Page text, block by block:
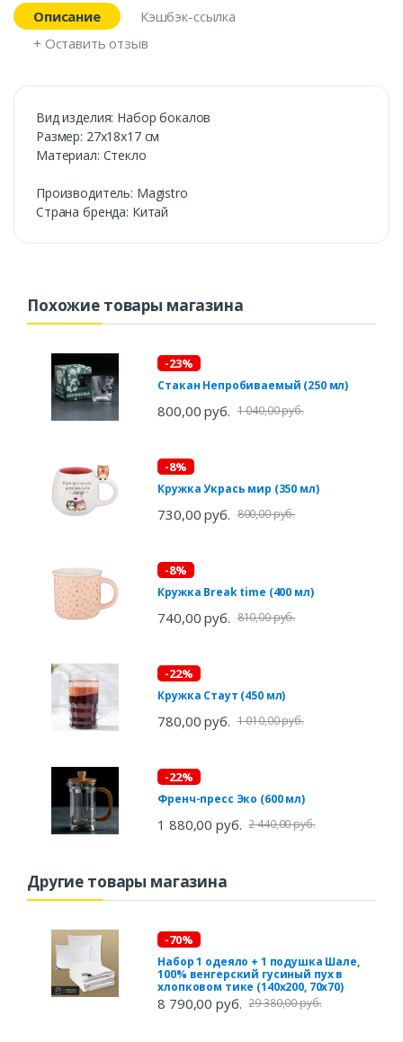
Описание
Кэшбэк-ссылка
+ Оставить отзыв
Вид изделия: Набор бокалов
Размер: 27х18х17 см
Материал: Стекло
Производитель: Magistro
Страна бренда: Китай
Похожие товары магазина
-23%
Стакан Непробиваемый (250 мл)
800,00 руб. 1 040,00 руб.
-8%
Кружка Укрась мир (350 мл)
730,00 руб. 800,00 руб.
-8%
Кружка Break time (400 мл)
740,00 руб. 810,00 руб.
-22%
Кружка Стаут (450 мл)
780,00 руб. 1 010,00 руб.
-22%
Френч-пресс Эко (600 мл)
1 880,00 руб. 2 440,00 руб.
Другие товары магазина
-70%
Набор 1 одеяло + 1 подушка Шале,
100% венгерский гусиный пух в
хлопковом тике (140х200, 70х70)
8 790,00 руб. 29 380,00 руб.